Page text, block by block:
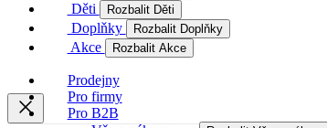
Děti Rozbalit Děti
Doplňky Rozbalit Doplňky
Akce Rozbalit Akce
Prodejny
Pro firmy
Pro B2B